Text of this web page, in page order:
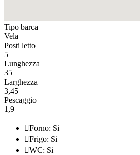
Tipo barca
Vela
Posti letto
5
Lunghezza
35
Larghezza
3,45
Pescaggio
1,9
Forno: Si
Frigo: Si
WC: Si